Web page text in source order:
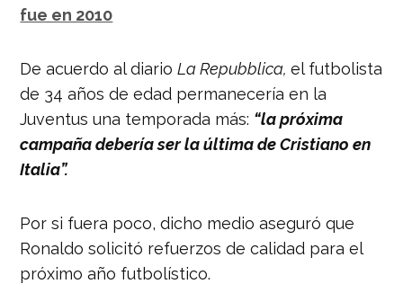
fue en 2010
De acuerdo al diarioLa Repubblica,el futbolista
de 34 años de edad permanecería en la
Juventus una temporada más: “la próxima
campaña debería ser la última de Cristiano en
Italia”.
Por si fuera poco, dicho medio aseguró que
Ronaldo solicitó refuerzos de calidad para el
próximo año futbolístico.